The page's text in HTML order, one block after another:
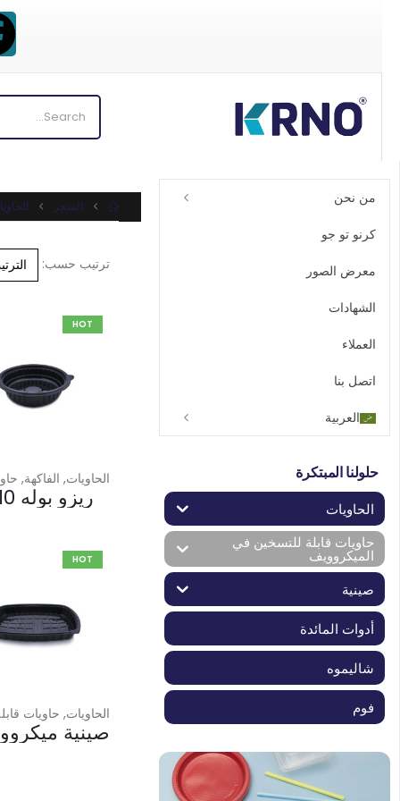
المتجر
ترتيب حسب:
HOT
الحاويات, الفاكهة, حاويات
ريزو بوله 10 أوقيه
HOT
الحاويات, حاويات قابلة
من نحن
كرنو تو جو
معرض الصور
الشهادات
العملاء
اتصل بنا
العربية
حلولنا المبتكرة
الحاويات
حاويات قابلة للتسخين في
الميكروويف
صينية
أدوات المائدة
شاليموه
فوم